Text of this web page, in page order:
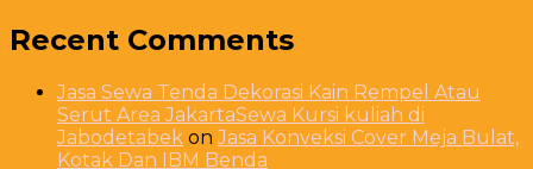
Recent Comments
Jasa Sewa Tenda Dekorasi Kain Rempel Atau
Serut Area JakartaSewa Kursi kuliah di
Jabodetabek onJasa Konveksi Cover Meja Bulat,
Kotak Dan IBM Benda